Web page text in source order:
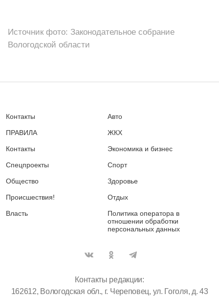
Источник фото: Законодательное собрание
Вологодской области
Контакты
ПРАВИЛА
Контакты
Спецпроекты
Общество
Происшествия!
Власть
Авто
ЖКХ
Экономика и бизнес
Спорт
Здоровье
Отдых
Политика оператора в
отношении обработки
персональных данных
Контакты редакции:
162612, Вологодская обл., г. Череповец, ул. Гоголя, д. 43